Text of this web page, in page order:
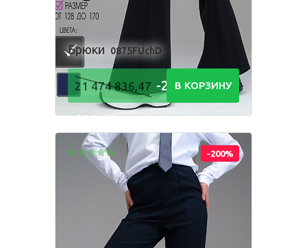
Брюки 0875FUchD
21 474 836,47 -21 474
836,48Р
В КОРЗИНУ
-200%